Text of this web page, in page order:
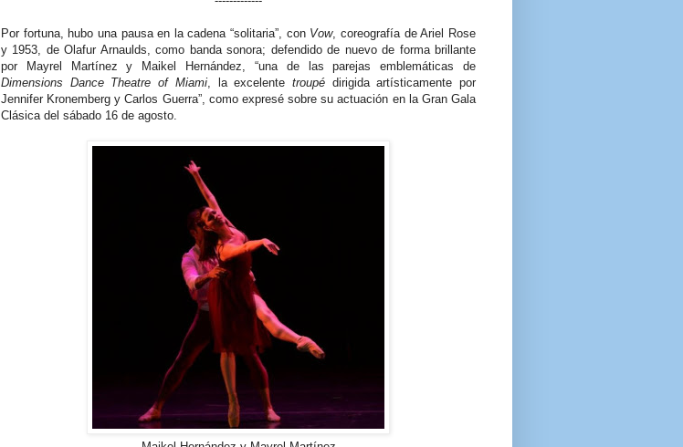
Por fortuna, hubo una pausa en la cadena “solitaria”, con Vow, coreografía de Ariel Rose
y 1953, de Olafur Arnaulds, como banda sonora; defendido de nuevo de forma brillante
por Mayrel Martínez y Maikel Hernández, “una de las parejas emblemáticas de
Dimensions Dance Theatre of Miami, la excelente troupédirigida artísticamente por
Jennifer Kronemberg y Carlos Guerra”, como expresé sobre su actuación en la Gran Gala
Clásica del sábado 16 de agosto.